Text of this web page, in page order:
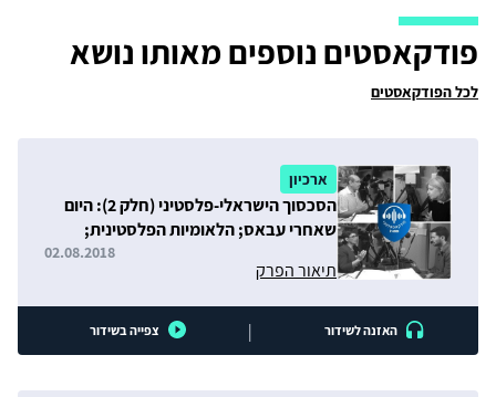
פודקאסטים נוספים מאותו נושא
לכל הפודקאסטים
ארכיון
הסכסוך הישראלי-פלסטיני (חלק 2): היום
שאחרי עבאס; הלאומיות הפלסטינית;
תיאור הפרק
02.08.2018
האזנה לשידור | צפייה בשידור